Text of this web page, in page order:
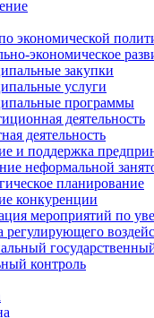
экономической
экономическое
закупки
услуги
программы
деятельность
деятельность
и поддержка
неформальной
планирование
конкуренции
мероприятий по
регулирующего
контроль